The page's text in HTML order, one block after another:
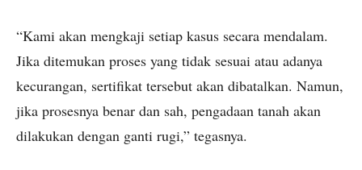
“Kami akan mengkaji setiap kasus secara mendalam.
Jika ditemukan proses yang tidak sesuai atau adanya
kecurangan, sertifikat tersebut akan dibatalkan. Namun,
jika prosesnya benar dan sah, pengadaan tanah akan
dilakukan dengan ganti rugi,” tegasnya.